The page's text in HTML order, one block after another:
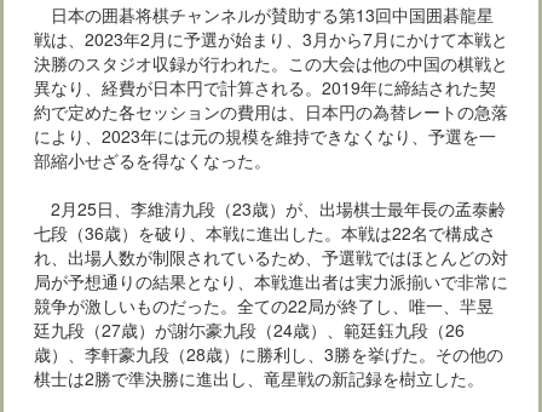
日本の囲碁将棋チャンネルが賛助する第13回中国囲碁龍星
戦は、2023年2月に予選が始まり、3月から7月にかけて本戦と
決勝のスタジオ収録が行われた。この大会は他の中国の棋戦と
異なり、経費が日本円で計算される。2019年に締結された契
約で定めた各セッションの費用は、日本円の為替レートの急落
により、2023年には元の規模を維持できなくなり、予選を一
部縮小せざるを得なくなった。
2月25日、李維清九段（23歳）が、出場棋士最年長の孟泰齢
七段（36歳）を破り、本戦に進出した。本戦は22名で構成さ
れ、出場人数が制限されているため、予選戦ではほとんどの対
局が予想通りの結果となり、本戦進出者は実力派揃いで非常に
競争が激しいものだった。全ての22局が終了し、唯一、羋昱
廷九段（27歳）が謝尓豪九段（24歳）、範廷鈺九段（26
歳）、李軒豪九段（28歳）に勝利し、3勝を挙げた。その他の
棋士は2勝で準決勝に進出し、竜星戦の新記録を樹立した。